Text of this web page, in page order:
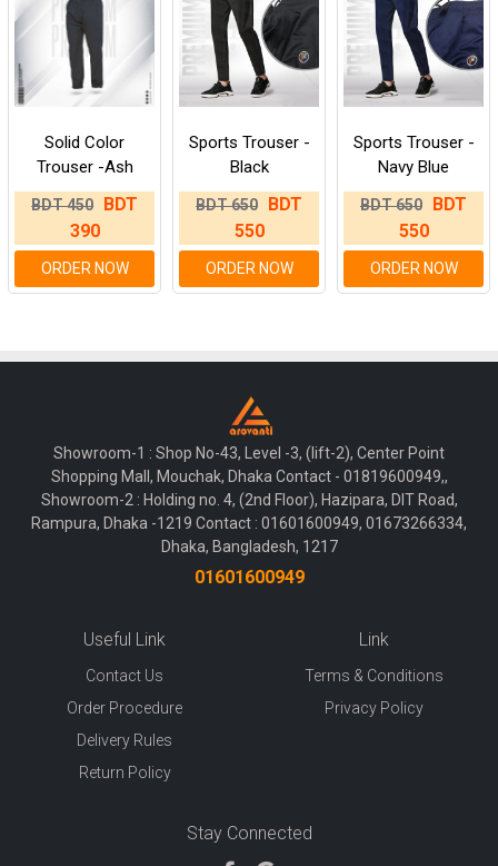
Solid Color
Trouser -Ash
BDT 450
BDT
390
ORDER NOW
Sports Trouser -
Black
BDT 650
BDT
550
ORDER NOW
Sports Trouser -
Navy Blue
BDT 650
BDT
550
ORDER NOW
Showroom-1 : Shop No-43, Level -3, (lift-2), Center Point
Shopping Mall, Mouchak, Dhaka Contact - 01819600949,,
Showroom-2 : Holding no. 4, (2nd Floor), Hazipara, DIT Road,
Rampura, Dhaka -1219 Contact : 01601600949, 01673266334,
Dhaka, Bangladesh, 1217
01601600949
Useful Link
Contact Us
Order Procedure
Delivery Rules
Return Policy
Link
Terms & Conditions
Privacy Policy
Stay Connected